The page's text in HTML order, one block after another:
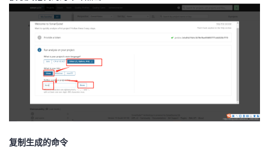
复制生成的命令